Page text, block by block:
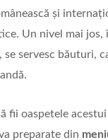
şi
Un nivel mai jos,
servesc băuturi,
fii oaspetele
preparate din